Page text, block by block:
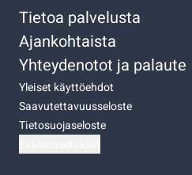
Tietoa palvelusta
Ajankohtaista
Yhteydenotot ja palaute
Yleiset käyttöehdot
Saavutettavuusseloste
Tietosuojaseloste